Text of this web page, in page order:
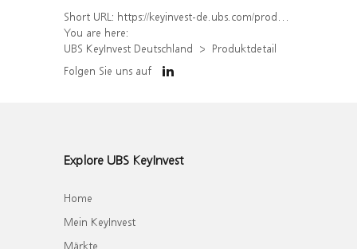
Short URL: https://keyinvest-de.ubs.com/produkt/detail/index/isin/DE000WA47MR9
You are here:
UBS KeyInvest Deutschland
Produktdetail
Folgen Sie uns auf
Explore UBS KeyInvest
Home
Mein KeyInvest
Märkte